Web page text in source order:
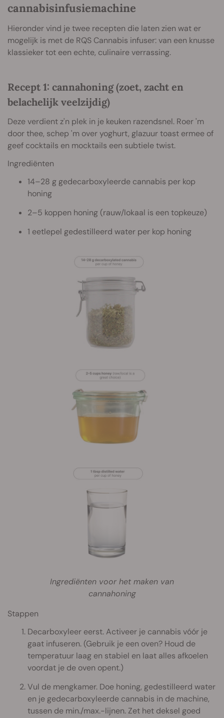
cannabisinfusiemachine
Hieronder vind je twee recepten die laten zien wat er
mogelijk is met de RQS Cannabis infuser: van een knusse
klassieker tot een echte, culinaire verrassing.
Recept 1: cannahoning (zoet, zacht en
belachelijk veelzijdig)
Deze verdient z'n plek in je keuken razendsnel. Roer 'm
door thee, schep 'm over yoghurt, glazuur toast ermee of
geef cocktails en mocktails een subtiele twist.
Ingrediënten
14–28 g gedecarboxyleerde cannabis per kop
honing
2–5 koppen honing (rauw/lokaal is een topkeuze)
1 eetlepel gedestilleerd water per kop honing
Ingrediënten voor het maken van
cannahoning
Stappen
Decarboxyleer eerst. Activeer je cannabis vóór je
gaat infuseren. (Gebruik je een oven? Houd de
temperatuur laag en stabiel en laat alles afkoelen
voordat je de oven opent.)
Vul de mengkamer. Doe honing, gedestilleerd water
en je gedecarboxyleerde cannabis in de machine,
tussen de min./max.-lijnen. Zet het deksel goed